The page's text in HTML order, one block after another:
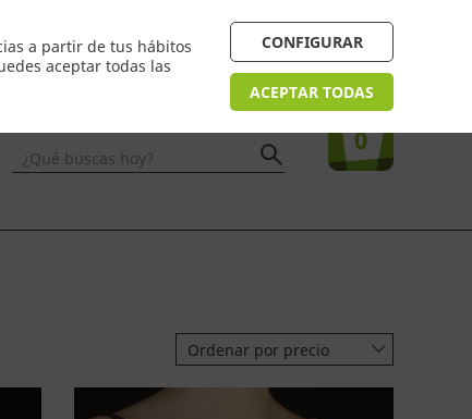
a partir de tus hábitos
aceptar todas las
CONFIGURAR
ACEPTAR TODAS
¿Necesitas ayuda? FAQ
Tu compra
0
¿Qué buscas hoy?
Ordenar por precio